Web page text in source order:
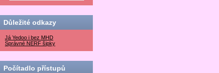
Důležité odkazy
Já Yedoo i bez MHD
Správné NERF šipky
Počítadlo přístupů